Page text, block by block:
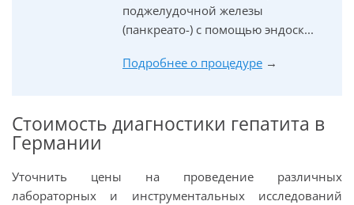
поджелудочной железы
(панкреато-) с помощью эндоск...
Подробнее о процедуре →
Стоимость диагностики гепатита в
Германии
Уточнить цены на проведение различных
лабораторных и инструментальных исследований